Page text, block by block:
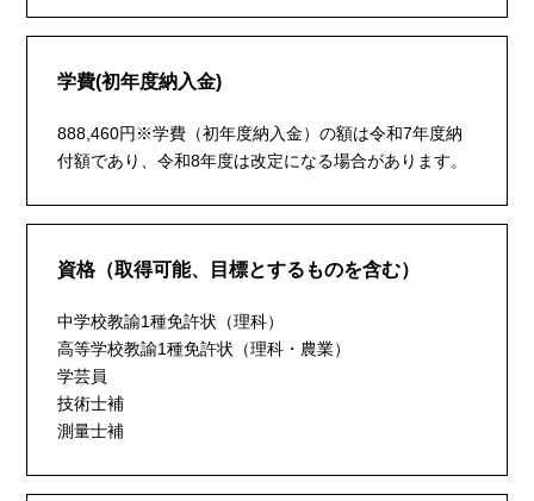
学費(初年度納入金)
888,460円※学費（初年度納入金）の額は令和7年度納
付額であり、令和8年度は改定になる場合があります。
資格（取得可能、目標とするものを含む）
中学校教諭1種免許状（理科）
高等学校教諭1種免許状（理科・農業）
学芸員
技術士補
測量士補